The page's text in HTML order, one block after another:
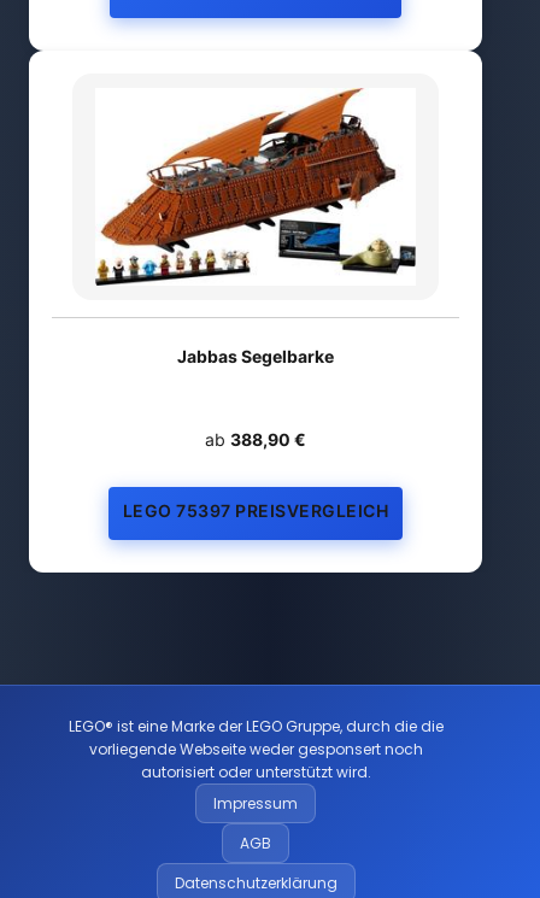
Jabbas Segelbarke
ab 388,90 €
LEGO 75397 PREISVERGLEICH
LEGO® ist eine Marke der LEGO Gruppe, durch die die
vorliegende Webseite weder gesponsert noch
autorisiert oder unterstützt wird.
Impressum
AGB
Datenschutzerklärung